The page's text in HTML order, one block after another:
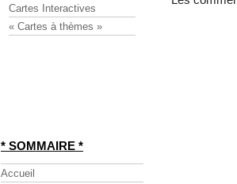
Cartes Interactives
« Cartes à thèmes »
* SOMMAIRE *
Accueil